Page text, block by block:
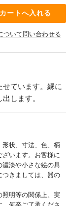
ついて問い合わせる
ています。縁に
します。
状、寸法、色、柄
います。お客様に
濃淡や小さな絵の具
つきましては、器の
照明等の関係上、実